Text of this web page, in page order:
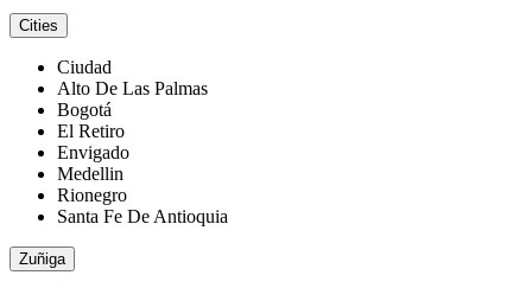
Cities
Ciudad
Alto De Las Palmas
Bogotá
El Retiro
Envigado
Medellin
Rionegro
Santa Fe De Antioquia
Zuñiga